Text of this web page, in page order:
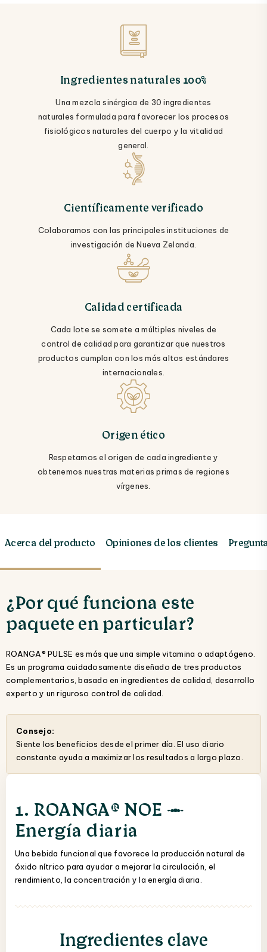
Ingredientes naturales 100%
Una mezcla sinérgica de 30 ingredientes
naturales formulada para favorecer los procesos
fisiológicos naturales del cuerpo y la vitalidad
general.
Científicamente verificado
Colaboramos con las principales instituciones de
investigación de Nueva Zelanda.
Calidad certificada
Cada lote se somete a múltiples niveles de
control de calidad para garantizar que nuestros
productos cumplan con los más altos estándares
internacionales.
Origen ético
Respetamos el origen de cada ingrediente y
obtenemos nuestras materias primas de regiones
vírgenes.
Acerca del producto Opiniones de los clientes
¿Por qué funciona este
paquete en particular?
ROANGA® PULSE es más que una simple vitamina o adaptógeno.
Es un programa cuidadosamente diseñado de tres productos
complementarios, basado en ingredientes de calidad, desarrollo
experto y un riguroso control de calidad.
Consejo:
Siente los beneficios desde el primer día. El uso diario
constante ayuda a maximizar los resultados a largo plazo.
1. ROANGA® NOE —
Energía diaria
Una bebida funcional que favorece la producción natural de
óxido nítrico para ayudar a mejorar la circulación, el
rendimiento, la concentración y la energía diaria.
Ingredientes clave